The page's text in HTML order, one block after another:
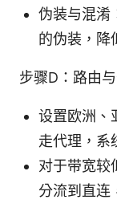
伪装与混淆
的伪装，降
步骤D：路由
设置欧洲、
走代理，系
对于带宽较
分流到直连